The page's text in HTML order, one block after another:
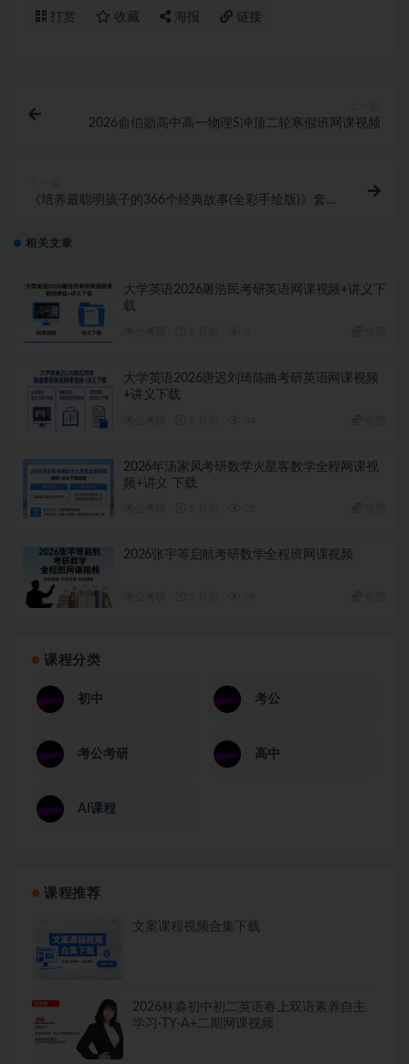
打赏 收藏 海报 链接
2026俞伯勋高中高一物理S冲顶二轮寒假班网课视频
《培养最聪明孩子的366个经典故事(全彩手绘版)》套装
相关文章
大学英语2026屠浩民考研英语网课视频+讲义下
载
大学英语2026唐迟刘琦陈曲考研英语网课视频
+讲义下载
2026年汤家凤考研数学火星客数学全程网课视
频+讲义 下载
2026张宇等启航考研数学全程班网课视频
课程分类
初中 考公
考公考研 高中
AI课程
课程推荐
文案课程视频合集下载
2026林淼初中初二英语春上双语素养自主
学习·TY·A+二期网课视频